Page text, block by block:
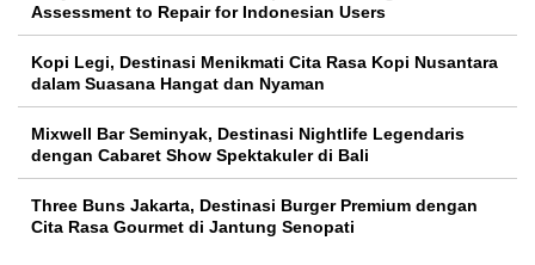
Assessment to Repair for Indonesian Users
Kopi Legi, Destinasi Menikmati Cita Rasa Kopi Nusantara
dalam Suasana Hangat dan Nyaman
Mixwell Bar Seminyak, Destinasi Nightlife Legendaris
dengan Cabaret Show Spektakuler di Bali
Three Buns Jakarta, Destinasi Burger Premium dengan
Cita Rasa Gourmet di Jantung Senopati